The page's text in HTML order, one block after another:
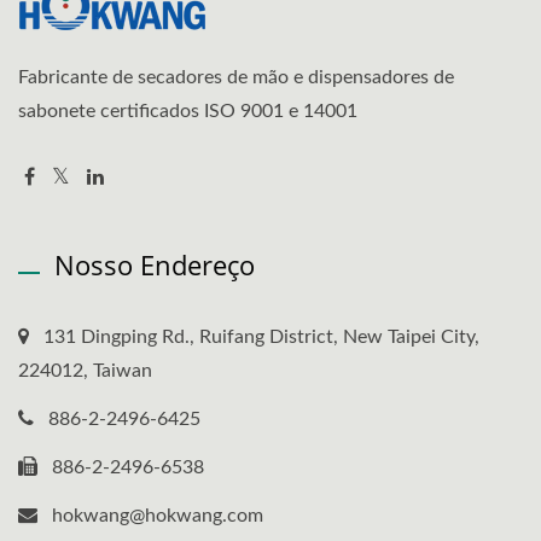
Fabricante de secadores de mão e dispensadores de
sabonete certificados ISO 9001 e 14001
Nosso Endereço
131 Dingping Rd., Ruifang District, New Taipei City,
224012, Taiwan
886-2-2496-6425
886-2-2496-6538
hokwang@hokwang.com